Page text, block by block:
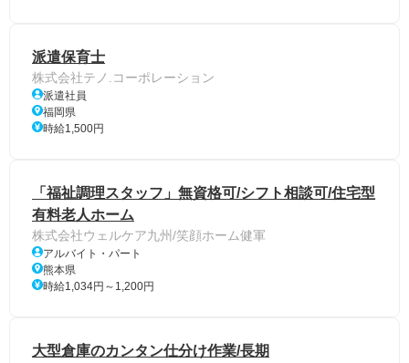
派遣保育士
株式会社テノ.コーポレーション
派遣社員
福岡県
時給1,500円
「福祉調理スタッフ」無資格可/シフト相談可/住宅型
有料老人ホーム
株式会社ウェルケア九州/笑顔ホーム健軍
アルバイト・パート
熊本県
時給1,034円～1,200円
大型倉庫のカンタン仕分け作業/長期